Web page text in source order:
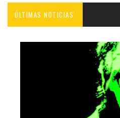
ÚLTIMAS NOTICIAS'